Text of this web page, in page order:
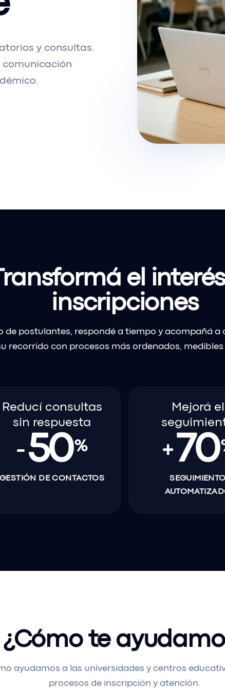
y consultas.
Transformá el
inscripciones
de postulantes, respondé a tiempo y acompañá
recorrido con procesos más ordenados, medibles
Reducí consultas
sin respuesta
- 50%
GESTIÓN DE CONTACTOS
Mejorá el
+ 70
SEGUIMIENTO
¿Cómo te
ayudamos a las universidades y centros
procesos de inscripción y atención.